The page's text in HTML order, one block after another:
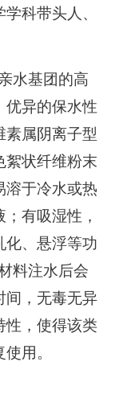
科带头人、
水基团的高
优异的保水性
素属阴离子型
絮状纤维粉末
溶于冷水或热
有吸湿性，
化、悬浮等功
料注水后会
间，无毒无异
性，使得该类
用。